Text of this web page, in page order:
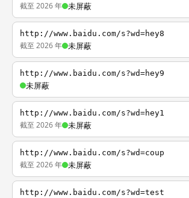
截至 2026 年 未屏蔽
http://www.baidu.com/s?wd=hey8
截至 2026 年 未屏蔽
http://www.baidu.com/s?wd=hey9
未屏蔽
http://www.baidu.com/s?wd=hey1
截至 2026 年 未屏蔽
http://www.baidu.com/s?wd=coup
截至 2026 年 未屏蔽
http://www.baidu.com/s?wd=test